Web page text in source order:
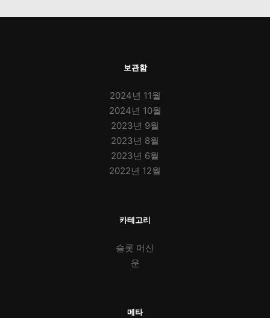
보관함
2024년 11월
2024년 10월
2023년 9월
2023년 8월
2023년 6월
2022년 12월
카테고리
슬롯 머신
운
메타